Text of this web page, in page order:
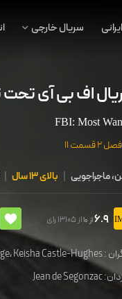
سریال خارجی
اف بی آی
FBI: Most
فصل 2 قسمت 11
ماجراجویی | بالای 13 سال |
6.9از 10 از 13105 رای
: ،Keisha Castle-Hughes
Jean de Segonzac